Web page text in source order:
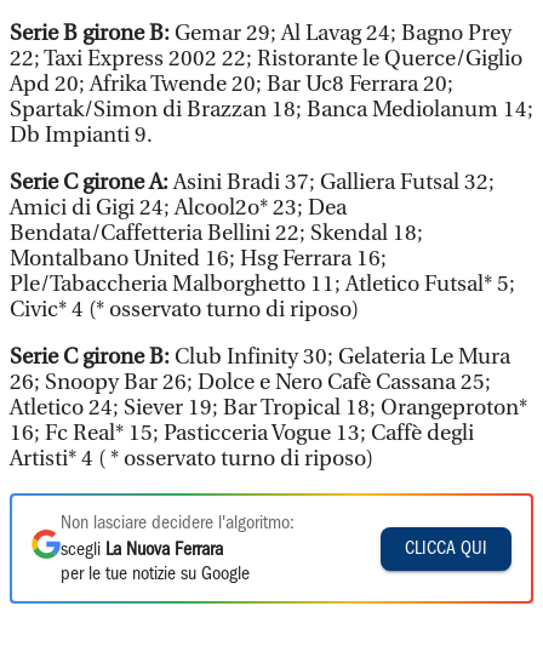
Serie B girone B:Gemar 29; Al Lavag 24; Bagno Prey
22; Taxi Express 2002 22; Ristorante le Querce/Giglio
Apd 20; Afrika Twende 20; Bar Uc8 Ferrara 20;
Spartak/Simon di Brazzan 18; Banca Mediolanum 14;
Db Impianti 9.
Serie C girone A:Asini Bradi 37; Galliera Futsal 32;
Amici di Gigi 24; Alcool2o* 23; Dea
Bendata/Caffetteria Bellini 22; Skendal 18;
Montalbano United 16; Hsg Ferrara 16;
Ple/Tabaccheria Malborghetto 11; Atletico Futsal* 5;
Civic* 4 (* osservato turno di riposo)
Serie C girone B: Club Infinity 30; Gelateria Le Mura
26; Snoopy Bar 26; Dolce e Nero Cafè Cassana 25;
Atletico 24; Siever 19; Bar Tropical 18; Orangeproton*
16; Fc Real* 15; Pasticceria Vogue 13; Caffè degli
Artisti* 4 ( * osservato turno di riposo)
Non lasciare decidere l'algoritmo:
scegli La Nuova Ferrara
per le tue notizie su Google
CLICCA QUI